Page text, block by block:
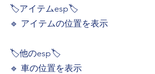
🏷️アイテムesp🏷️
🔹 アイテムの位置を表示
🏷️他のesp🏷️
🔹 車の位置を表示